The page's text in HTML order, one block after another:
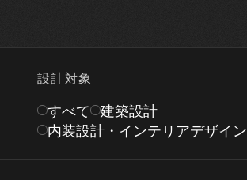
設計対象
すべて 建築設計
内装設計・インテリアデザイン